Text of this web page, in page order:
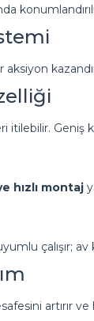
itilebilir.
hızlı montaj
çalışır;
artırır ve